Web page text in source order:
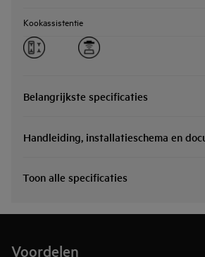
Kookassistentie
Belangrijkste specificaties
Handleiding, installatieschema en
Toon alle specificaties
Voordelen